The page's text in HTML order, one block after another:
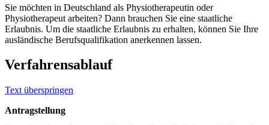
Sie möchten in Deutschland als Physiotherapeutin oder
Physiotherapeut arbeiten? Dann brauchen Sie eine staatliche
Erlaubnis. Um die staatliche Erlaubnis zu erhalten, können Sie Ihre
ausländische Berufsqualifikation anerkennen lassen.
Verfahrensablauf
Text überspringen
Antragstellung